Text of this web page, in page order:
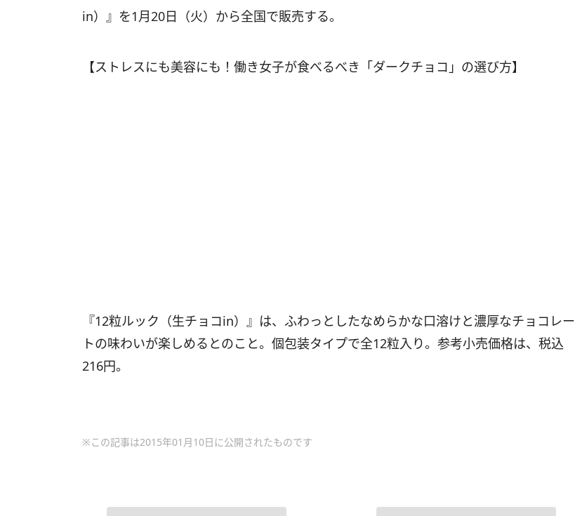
in）』を1月20日（火）から全国で販売する。
【ストレスにも美容にも！働き女子が食べるべき「ダークチョコ」の選び方】
『12粒ルック（生チョコin）』は、ふわっとしたなめらかな口溶けと濃厚なチョコレー
トの味わいが楽しめるとのこと。個包装タイプで全12粒入り。参考小売価格は、税込
216円。
※この記事は2015年01月10日に公開されたものです